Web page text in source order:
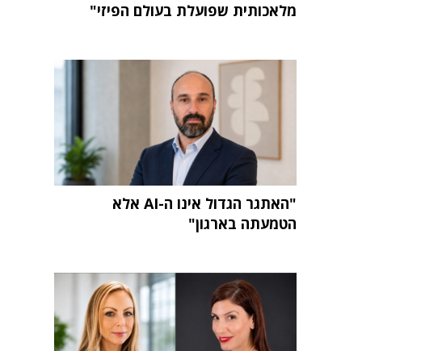
מלאכותית שפועלת בעולם הפיזי"
"האתגר הגדול אינו ה-AI אלא
הטמעתה בארגון"